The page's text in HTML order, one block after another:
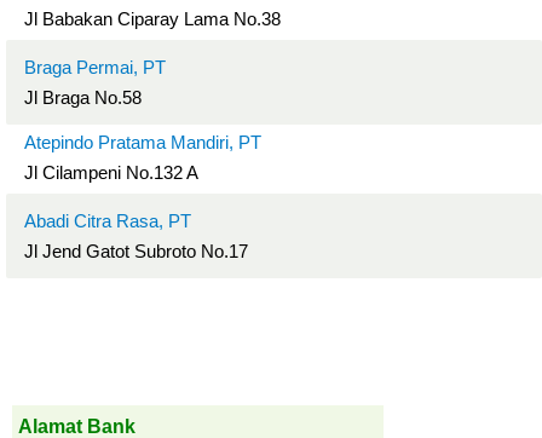
Jl Babakan Ciparay Lama No.38
Braga Permai, PT
Jl Braga No.58
Atepindo Pratama Mandiri, PT
Jl Cilampeni No.132 A
Abadi Citra Rasa, PT
Jl Jend Gatot Subroto No.17
Alamat Bank